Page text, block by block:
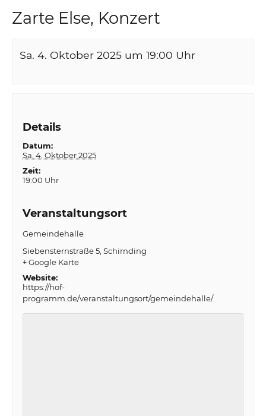
Zarte Else, Konzert
Sa. 4. Oktober 2025 um 19:00 Uhr
Details
Datum:
Sa. 4. Oktober 2025
Zeit:
19:00 Uhr
Veranstaltungsort
Gemeindehalle
Siebensternstraße 5 Schirnding
+ Google Karte
Website:
https://hof-
programm.de/veranstaltungsort/gemeindehalle/